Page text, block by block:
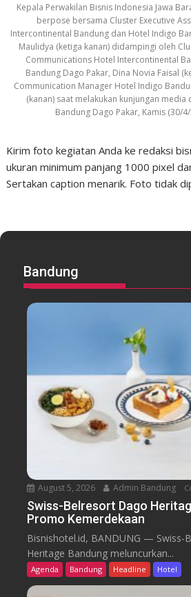
Kepala Perwakilan Bisnis Indonesia Jawa
berpose bersama Cluster Executive
Intercontinental Bandung dan Hotel Indigo
Maulidya (ketiga kanan) didampingi oleh
Communications Hotel Intercontinental
Bandung Dago Pakar, Dina Novia Faisal
Communication Manager Hotel Indigo
(kanan) saat melakukan kunjungan
Bandung Dago Pakar, Kamis (30/
Kirim foto kegiatan Anda ke redaksi
ukuran minimum panjang 1000 pixel
Sertakan caption menarik. Foto tidak
Bandung
August 5, 2026 Admin Bandung
Swiss-Belresort Dago
Promo Kemerdekaan
Bisnishotel.id, BANDUNG — Swiss-
Heritage Bandung meluncurkan...
Agenda Bandung Headline Hotel